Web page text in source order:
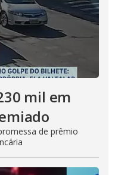
mil em
de prêmio